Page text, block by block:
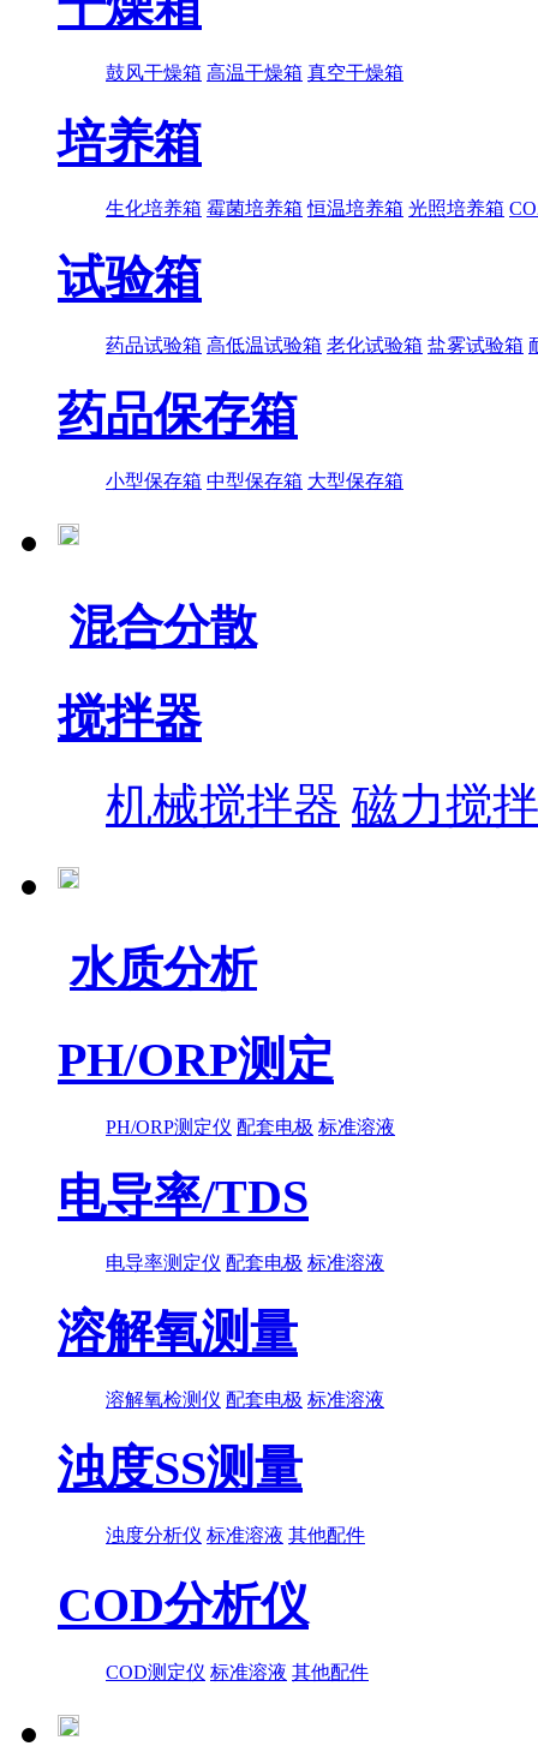
鼓风干燥箱 高温干燥箱 真空干燥箱
培养箱
生化培养箱 霉菌培养箱 恒温培养箱 光照培养箱
试验箱
药品试验箱 高低温试验箱 老化试验箱 盐雾试验箱
药品保存箱
小型保存箱 中型保存箱 大型保存箱
混合分散
搅拌器
机械搅拌器 磁力搅
水质分析
PH/ORP测定
PH/ORP测定仪 配套电极 标准溶液
电导率/TDS
电导率测定仪 配套电极 标准溶液
溶解氧测量
溶解氧检测仪 配套电极 标准溶液
浊度SS测量
浊度分析仪 标准溶液 其他配件
COD分析仪
COD测定仪 标准溶液 其他配件